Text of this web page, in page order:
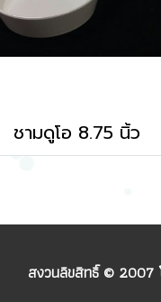
ชามดูโอ 8.75 นิ้ว
สงวนลิขสิทธิ์ © 2007